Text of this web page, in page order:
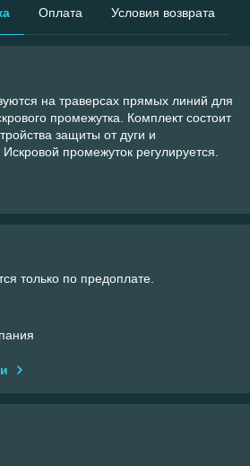
Оплата Условия возврата
на траверсах прямых линий для
промежутка. Комплект состоит
защиты от дуги и
промежуток регулируется.
только по предоплате.